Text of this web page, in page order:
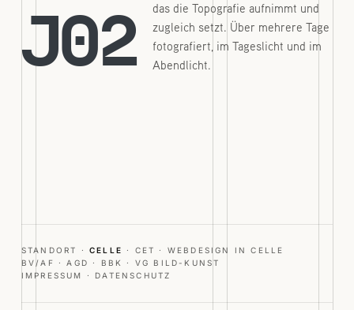
J02
das die Topografie aufnimmt und
zugleich setzt. Über mehrere Tage
fotografiert, im Tageslicht und im
Abendlicht.
STANDORT ·CELLE · CET · WEBDESIGN IN CELLE
BV/AF · AGD · BBK · VG BILD-KUNST
IMPRESSUM
· DATENSCHUTZ